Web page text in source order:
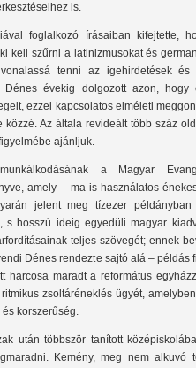
is.
foglalkozó írásaiban kifejtette,
kell szűrni a latinizmusokat és
tenni az igehirdetések és
Dénes évekig dolgozott azon, hogy
ezzel kapcsolatos elméleti
közzé. Az általa revideált több száz
ajánljuk.
a Magyar
amely – ma is használatos
jelent meg tízezer
s hosszú ideig egyedüli magyar
teljes szövegét; ennek
Dénes rendezte sajtó alá – példás
harcosa maradt a református
zsoltáréneklés ügyét,
korszerűség.
után többször tanított
Kemény, meg nem alkuvó